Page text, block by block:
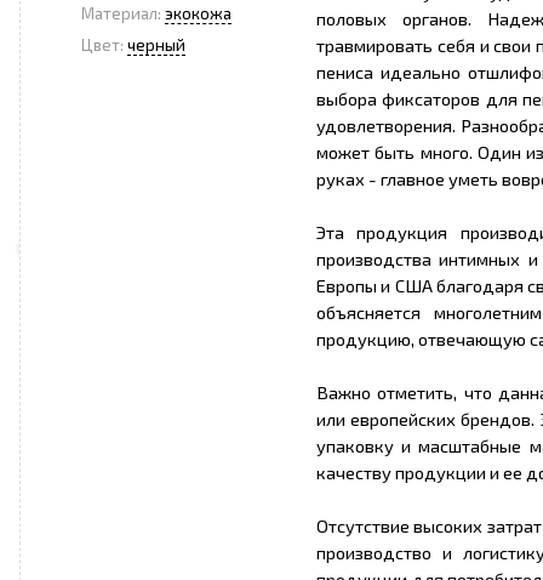
Материал: экокожа
Цвет: черный
половых органов.
травмировать себя и
пениса идеально
выбора фиксаторов для
удовлетворения.
может быть много. Один
руках - главное уметь
Эта продукция
производства интимных
Европы и США благодаря
объясняется
продукцию, отвечающую
Важно отметить, что
или европейских
упаковку и масштабные
качеству продукции и ее
Отсутствие высоких
производство и